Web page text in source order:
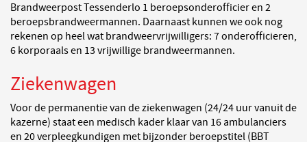
Brandweerpost Tessenderlo 1 beroepsonderofficier en 2
beroepsbrandweermannen. Daarnaast kunnen we ook nog
rekenen op heel wat brandweervrijwilligers: 7 onderofficieren,
6 korporaals en 13 vrijwillige brandweermannen.
Ziekenwagen
Voor de permanentie van de ziekenwagen (24/24 uur vanuit de
kazerne) staat een medisch kader klaar van 16 ambulanciers
en 20 verpleegkundigen met bijzonder beroepstitel (BBT